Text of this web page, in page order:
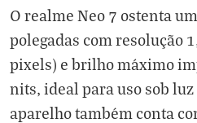
O realme Neo 7 ostenta
polegadas com resolução
pixels) e brilho máximo
nits, ideal para uso sob
aparelho também conta